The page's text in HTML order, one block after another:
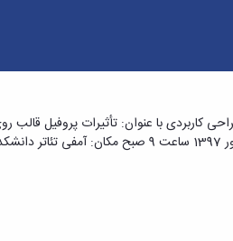
مکانیک گرایش
مستقیم نگارش: دانش
کاربردی با عنوان: تأثیرات پروفیل